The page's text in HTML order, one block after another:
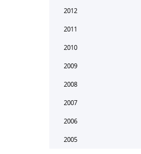
2012
2011
2010
2009
2008
2007
2006
2005